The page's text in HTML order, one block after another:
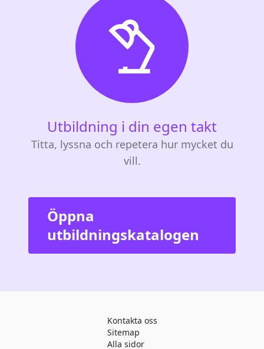
Utbildning i din egen takt
Titta, lyssna och repetera hur mycket du
vill.
Öppna
utbildningskatalogen
Kontakta oss
Sitemap
Alla sidor